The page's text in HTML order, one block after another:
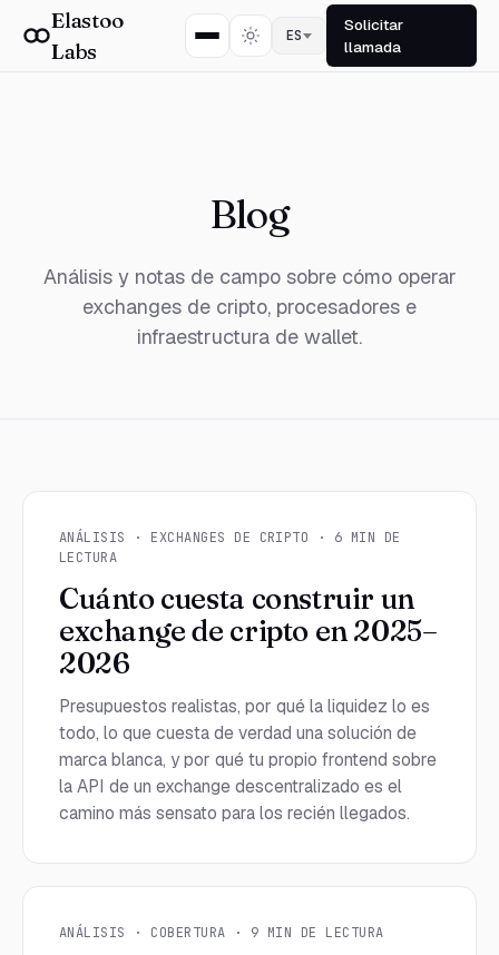
Elastoo
Labs
ES
Solicitar
llamada
Blog
Análisis y notas de campo sobre cómo operar
exchanges de cripto, procesadores e
infraestructura de wallet.
ANÁLISIS · EXCHANGES DE CRIPTO · 6 MIN DE
LECTURA
Cuánto cuesta construir un
exchange de cripto en 2025–
2026
Presupuestos realistas, por qué la liquidez lo es
todo, lo que cuesta de verdad una solución de
marca blanca, y por qué tu propio frontend sobre
la API de un exchange descentralizado es el
camino más sensato para los recién llegados.
ANÁLISIS · COBERTURA · 9 MIN DE LECTURA